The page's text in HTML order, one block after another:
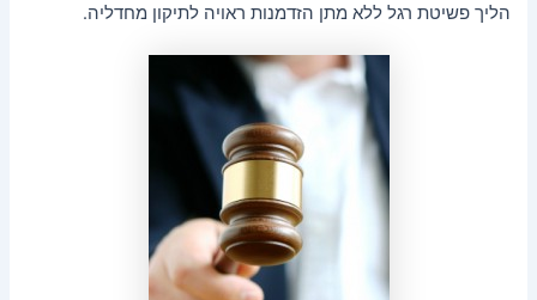
הליך פשיטת רגל ללא מתן הזדמנות ראויה לתיקון מחדליה.